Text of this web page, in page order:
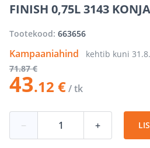
FINISH 0,75L 3143
Tootekood: 663656
Kampaaniahind kehtib kuni
71.87 €
43.12 €/ tk
− +